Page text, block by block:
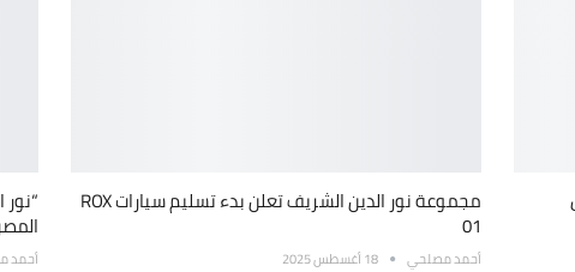
مجموعة نور الدين الشريف تعلن بدء تسليم سيارات ROX
01
أحمد مصلحي 18 أغسطس 2025 أحمد